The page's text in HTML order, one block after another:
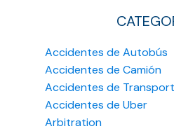
Accidentes de Autobús
Accidentes de Camión
Accidentes de
Accidentes de Uber
Arbitration